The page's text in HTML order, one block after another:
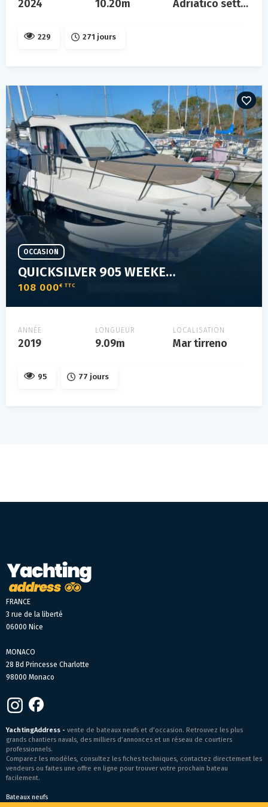
2024 10.20m Adriatico settentrionale
229 271 jours
QUICKSILVER 905 WEEKEND
108 000€ TTC
OCCASION
ANNÉE
2019
LONGUEUR
9.09m
LOCALISATION
Mar tirreno
95 77 jours
FRANCE
3 rue de la liberté
06000 Nice
MONACO
28 Bd Princesse Charlotte
98000 Monaco
YachtingAddress - vente de bateaux neufs et d’occasion. Retrouvez les plus
grands chantiers navals, des milliers d’annonces et un réseau de courtiers
professionnels.
Comparez les modèles, consultez les fiches techniques, contactez directement les
vendeurs ou faites une offre en ligne pour trouver votre prochain bateau
facilement.
Bateaux neufs